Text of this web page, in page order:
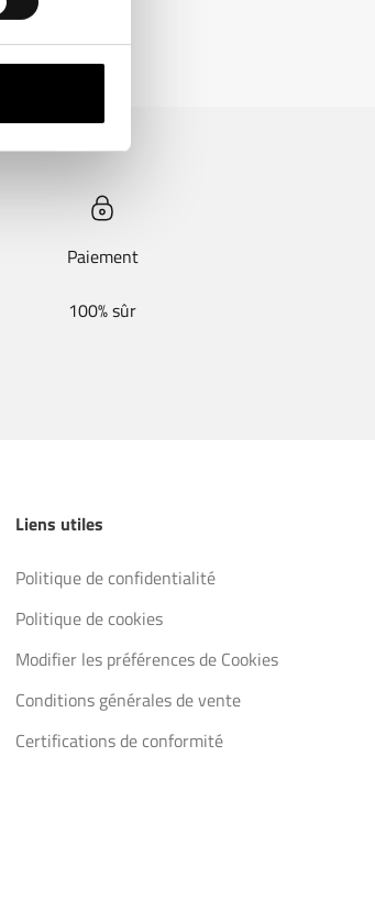
Paiement
100% sûr
Liens utiles
Politique de confidentialité
Politique de cookies
Modifier les préférences de Cookies
Conditions générales de vente
Certifications de conformité